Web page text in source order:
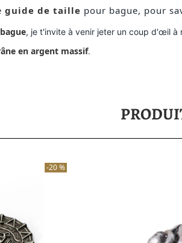
guide de taille pour bague, pour
bague, je t'invite à venir jeter un coup d'œil à
en argent massif.
-20 %